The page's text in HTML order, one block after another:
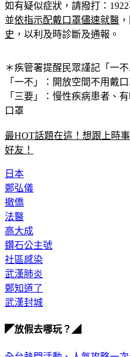
施，
如有疑似症狀，請撥打：1922
並 依指示配戴口罩儘速就醫
＊疾管署提醒民眾謹記「一不
「一不」：開放空間不用戴
「三要」：慢性疾病患者、
最HOT話題在這！想跟上時
日本
鄭弘儀
撤僑
法醫
高大成
鑽石公主號
社區感染
武漢肺炎
鄭知道了